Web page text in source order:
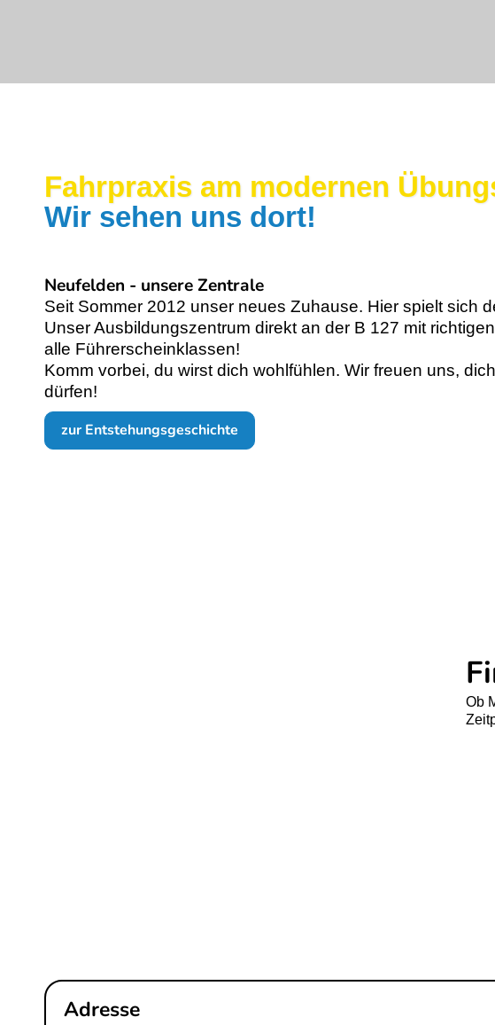
Fahrpraxis am modernen
Wir sehen uns dort!
Neufelden - unsere Zentrale
Seit Sommer 2012 unser neues Zuhause. Hier spielt sich
Unser Ausbildungszentrum direkt an der B 127 mit
alle Führerscheinklassen!
Komm vorbei, du wirst dich wohlfühlen. Wir freuen uns,
dürfen!
zur Entstehungsgeschichte
Ob
Adresse